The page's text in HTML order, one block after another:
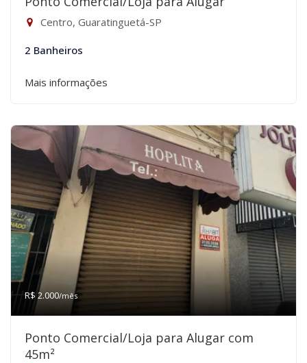
Centro, Guaratinguetá-SP
2 Banheiros
Mais informações
R$ 2.000/mês
Ponto Comercial/Loja para Alugar com
45m²